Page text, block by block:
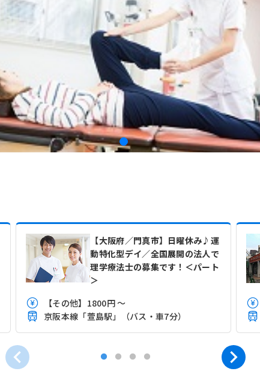
【大阪府／門真市】日曜休み♪運
動特化型デイ／全国展開の法人で
理学療法士の募集です！＜パート
＞
【その他】1800円 ～
京阪本線「萱島駅」（バス・車7分）